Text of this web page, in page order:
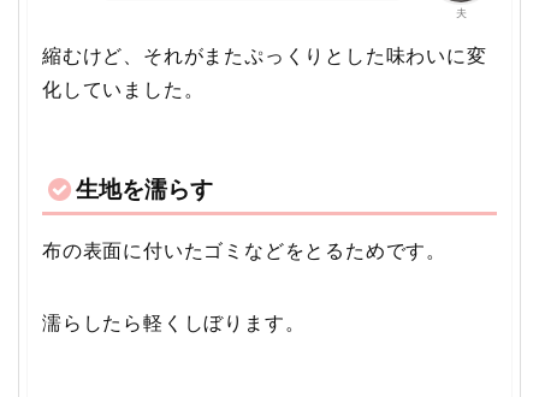
夫
縮むけど、それがまたぷっくりとした味わいに変
化していました。
生地を濡らす
布の表面に付いたゴミなどをとるためです。
濡らしたら軽くしぼります。